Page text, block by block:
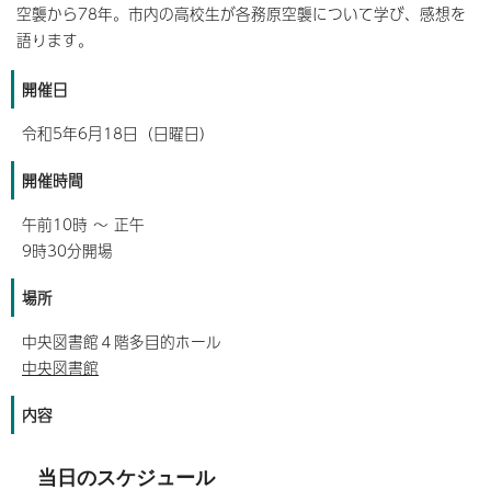
空襲から78年。市内の高校生が各務原空襲について学び、感想を
語ります。
開催日
令和5年6月18日（日曜日）
開催時間
午前10時 ～ 正午
9時30分開場
場所
中央図書館４階多目的ホール
中央図書館
内容
当日のスケジュール